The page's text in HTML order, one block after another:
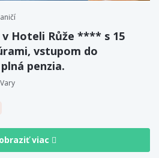
v Hoteli Růže **** s 15
vstupom do
penzia.
viac